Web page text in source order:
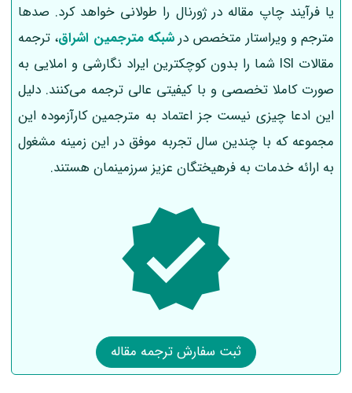
یا فرآیند چاپ مقاله در ژورنال را طولانی خواهد کرد. صدها
مترجم و ویراستار متخصص درشبکه مترجمین اشراق، ترجمه
مقالات ISI شما را بدون کوچکترین ایراد نگارشی و املایی به
صورت کاملا تخصصی و با کیفیتی عالی ترجمه می‌کنند. دلیل
این ادعا چیزی نیست جز اعتماد به مترجمین کارآزموده این
مجموعه که با چندین سال تجربه موفق در این زمینه مشغول
به ارائه خدمات به فرهیختگان عزیز سرزمینمان هستند.
ثبت سفارش ترجمه مقاله